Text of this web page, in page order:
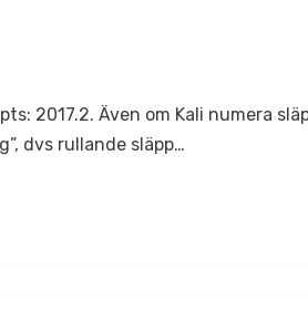
2017.2. Även om Kali numera
dvs rullande släpp…